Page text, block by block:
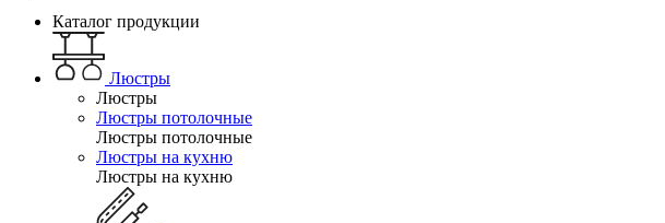
Каталог продукции
Люстры
Люстры
Люстры потолочные
Люстры потолочные
Люстры на кухню
Люстры на кухню